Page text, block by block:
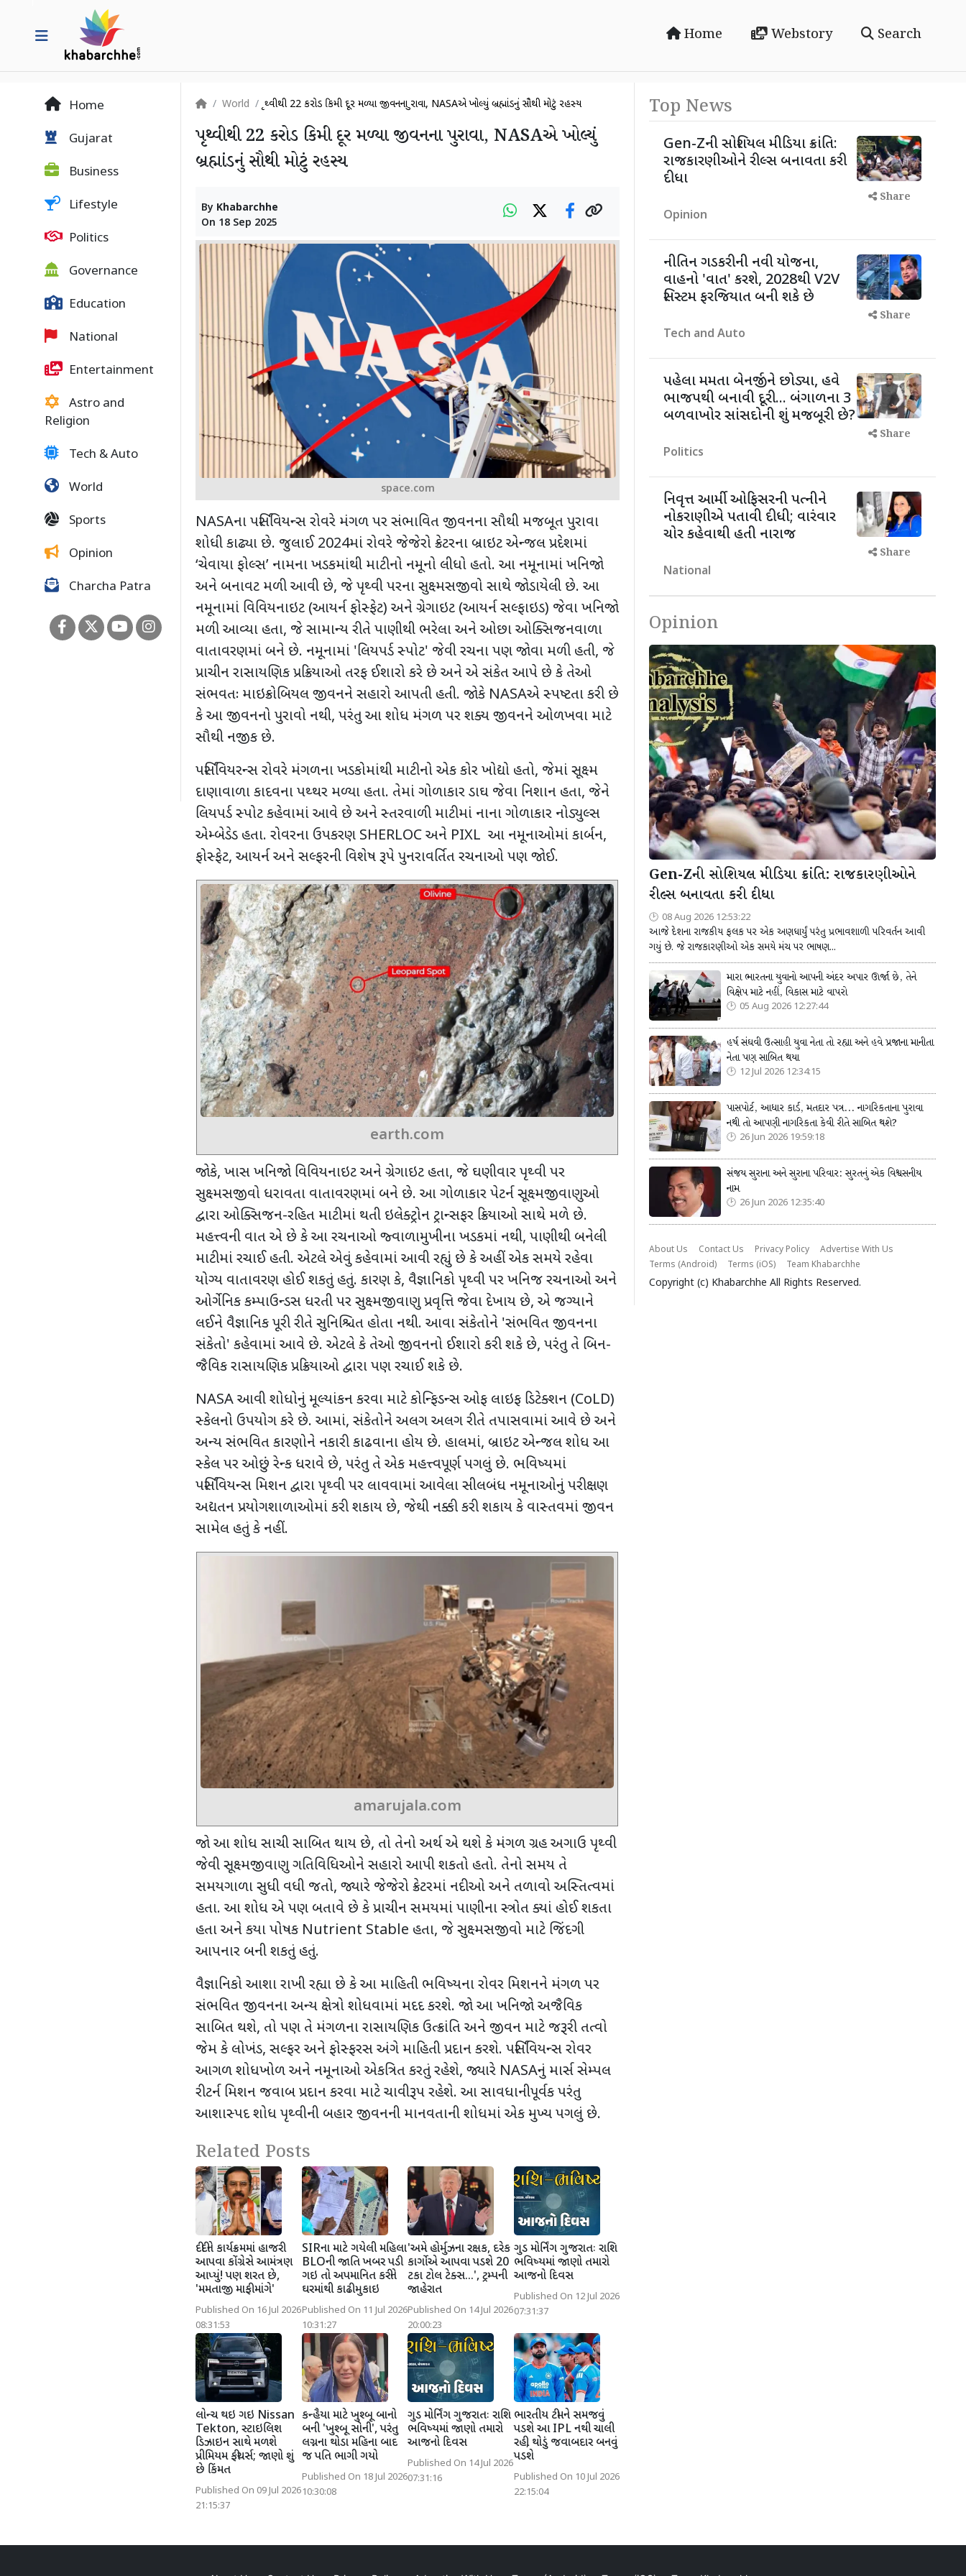
Home Webstory Search
Home
Gujarat
Business
Lifestyle
Politics
Governance
Education
National
Entertainment
Astro and
Religion
Tech & Auto
World
Sports
Opinion
Charcha Patra
World પૃથ્વીથી 22 કરોડ કિમી દૂર મળ્યા જીવનના પુરાવા, NASAએ ખોલ્યું બ્રહ્માંડનું સૌથી મોટું રહસ્ય
પૃથ્વીથી 22 કરોડ કિમી દૂર મળ્યા જીવનના પુરાવા, NASAએ ખોલ્યું
બ્રહ્માંડનું સૌથી મોટું રહસ્ય
By Khabarchhe
On 18 Sep 2025
space.com
NASAના પર્સિવિયન્સ રોવરે મંગળ પર સંભાવિત જીવનના સૌથી મજબૂત પુરાવા
શોધી કાઢ્યા છે. જુલાઈ 2024માંરોવરે જેજેરો ક્રેટરના બ્રાઇટ એન્જલ પ્રદેશમાં
‘ચેવાયા ફોલ્સ’ નામના ખડકમાંથી માટીનો નમૂનો લીધો હતો. આ નમૂનામાં ખનિજો
અને બનાવટ મળી આવી છે, જે પૃથ્વી પરના સુક્ષ્મસજીવો સાથે જોડાયેલી છે. આ
નમૂનામાં વિવિયનાઇટ (આયર્ન ફોસ્ફેટ) અને ગ્રેગાઇટ (આયર્ન સલ્ફાઇડ) જેવા ખનિજો
મળી આવ્યા હતા, જે સામાન્ય રીતે પાણીથી ભરેલા અને ઓછા ઓક્સિજનવાળા
વાતાવરણમાં બને છે. નમૂનામાં 'લિયપર્ડ સ્પોટ' જેવી રચના પણ જોવા મળી હતી, જે
પ્રાચીન રાસાયણિક પ્રક્રિયાઓ તરફ ઈશારો કરે છે અને એ સંકેત આપે છે કે તેઓ
સંભવતઃ માઇક્રોબિયલ જીવનને સહારો આપતી હતી. જોકે NASAએ સ્પષ્ટતા કરી છે
કે આ જીવનનો પુરાવો નથી, પરંતુ આ શોધ મંગળ પર શક્ય જીવનને ઓળખવા માટે
સૌથી નજીક છે.
પર્સિવિયરન્સ રોવરે મંગળના ખડકોમાંથી માટીનો એક કોર ખોદ્યો હતો, જેમાં સૂક્ષ્મ
દાણાવાળા કાદવના પથ્થર મળ્યા હતા. તેમાં ગોળાકાર ડાઘ જેવા નિશાન હતા, જેને
લિયપર્ડ સ્પોટકહેવામાં આવે છે અને સ્તરવાળી માટીમાં નાના ગોળાકાર નોડ્યુલ્સ
એમ્બેડેડ હતા. રોવરના ઉપકરણ SHERLOCઅને PIXL આ નમૂનાઓમાં કાર્બન,
ફોસ્ફેટ, આયર્ન અને સલ્ફરની વિશેષ રૂપે પુનરાવર્તિત રચનાઓ પણ જોઈ.
earth.com
જોકે, ખાસ ખનિજો વિવિયનાઇટ અને ગ્રેગાઇટ હતા, જે ઘણીવાર પૃથ્વી પર
સુક્ષ્મસજીવો ધરાવતા વાતાવરણમાં બને છે. આ ગોળાકાર પેટર્ન સૂક્ષ્મજીવાણુઓ
દ્વારા ઓક્સિજન-રહિત માટીમાં થતી ઇલેક્ટ્રોન ટ્રાન્સફર ક્રિયાઓ સાથે મળે છે.
મહત્ત્વની વાત એ છે કે આ રચનાઓ જ્વાળામુખીના ખડકમાં નથી, પાણીથી બનેલી
માટીમાં રચાઈ હતી. એટલેએવું કહેવામાં આવી રહ્યું છે કે અહીં એક સમયે રહેવા
યોગ્ય વાતાવરણ હોઈ શકતું હતું. કારણ કે, વૈજ્ઞાનિકો પૃથ્વી પર ખનિજ રચનાઓ અને
ઓર્ગેનિક કમ્પાઉન્ડસ ધરતી પર સુક્ષ્મજીવાણુ પ્રવૃત્તિ જેવા દેખાય છે, એ જગ્યાને
લઈને વૈજ્ઞાનિક પૂરી રીતે સુનિશ્ચિત હોતા નથી. આવા સંકેતોને 'સંભવિત જીવનના
સંકેતો' કહેવામાં આવે છે. એટલે કે તેઓ જીવનનો ઈશારો કરી શકે છે, પરંતુ તે બિન-
જૈવિક રાસાયણિક પ્રક્રિયાઓ દ્વારા પણ રચાઈ શકે છે.
NASAઆવી શોધોનું મૂલ્યાંકન કરવા માટે કોન્ફિડન્સ ઓફ લાઇફ ડિટેક્શન (CoLD)
સ્કેલનો ઉપયોગ કરે છે. આમાં, સંકેતોને અલગ અલગ રીતે તપાસવામાં આવે છે અને
અન્ય સંભવિત કારણોને નકારી કાઢવાના હોય છે. હાલમાં, બ્રાઇટ એન્જલ શોધ આ
સ્કેલ પર ઓછું રેન્ક ધરાવે છે, પરંતુ તે એક મહત્ત્વપૂર્ણ પગલું છે. ભવિષ્યમાં
પર્સિવિયન્સ મિશન દ્વારા પૃથ્વી પર લાવવામાં આવેલા સીલબંધ નમૂનાઓનું પરીક્ષણ
અદ્યતન પ્રયોગશાળાઓમાં કરી શકાય છે, જેથી નક્કી કરી શકાય કે વાસ્તવમાં જીવન
સામેલ હતું કે નહીં.
amarujala.com
જો આ શોધ સાચી સાબિત થાય છે, તો તેનો અર્થ એ થશે કે મંગળ ગ્રહ અગાઉ પૃથ્વી
જેવી સૂક્ષ્મજીવાણુ ગતિવિધિઓને સહારો આપી શકતો હતો. તેનો સમય તે
સમયગાળા સુધી વધી જતો, જ્યારે જેજેરો ક્રેટરમાં નદીઓ અને તળાવો અસ્તિત્વમાં
હતા. આ શોધ એ પણ બતાવે છે કે પ્રાચીન સમયમાં પાણીના સ્ત્રોત ક્યાં હોઈ શકતા
હતા અને કયા પોષક Nutrient Stable હતા, જે સુક્ષ્મસજીવો માટે જિંદગી
આપનાર બની શકતું હતું.
વૈજ્ઞાનિકો આશા રાખી રહ્યા છે કે આ માહિતી ભવિષ્યના રોવર મિશનને મંગળ પર
સંભવિત જીવનના અન્ય ક્ષેત્રો શોધવામાં મદદ કરશે. જો આ ખનિજો અજૈવિક
સાબિત થશે, તો પણ તે મંગળના રાસાયણિક ઉત્ક્રાંતિ અને જીવન માટે જરૂરી તત્વો
જેમ કે લોખંડ, સલ્ફર અને ફોસ્ફરસઅંગે માહિતી પ્રદાન કરશે. પર્સિવિયન્સ રોવર
આગળ શોધખોળ અને નમૂનાઓ એકત્રિત કરતું રહેશે, જ્યારે NASAનું માર્સ સેમ્પલ
રીટર્ન મિશન જવાબ પ્રદાન કરવા માટે ચાવીરૂપ રહેશે. આ સાવધાનીપૂર્વક પરંતુ
આશાસ્પદ શોધ પૃથ્વીની બહાર જીવનની માનવતાની શોધમાં એક મુખ્ય પગલું છે.
Related Posts
દીદીને કાર્યક્રમમાં હાજરી
આપવા કોંગ્રેસે આમંત્રણ
આપ્યું! પણ શરત છે,
'મમતાજી માફી માંગે'
Published On 16 Jul 2026
08:31:53
SIRના માટે ગયેલી મહિલા
BLOની જાતિ ખબર પડી
ગઇ તો અપમાનિત કરીને
ઘરમાંથી કાઢી મુકાઇ
Published On 11 Jul 2026
10:31:27
'અમે હોર્મુઝના રક્ષક, દરેક
કાર્ગોએ આપવા પડશે 20
ટકા ટોલ ટેક્સ...', ટ્રમ્પની
જાહેરાત
Published On 14 Jul 2026
20:00:23
ગુડ મોર્નિંગ ગુજરાતઃ રાશિ
ભવિષ્યમાં જાણો તમારો
આજનો દિવસ
Published On 12 Jul 2026
07:31:37
લોન્ચ થઇ ગઇ Nissan
Tekton, સ્ટાઇલિશ
ડિઝાઇન સાથે મળશે
પ્રીમિયમ ફીચર્સ; જાણો શું
છે કિંમત
Published On 09 Jul 2026
21:15:37
કન્હૈયા માટે ખુશ્બૂ બાનો
બની 'ખુશ્બૂ સોની', પરંતુ
લગ્નના થોડા મહિના બાદ
જ પતિ ભાગી ગયો
Published On 18 Jul 2026
10:30:08
ગુડ મોર્નિંગ ગુજરાતઃ રાશિ
ભવિષ્યમાં જાણો તમારો
આજનો દિવસ
Published On 14 Jul 2026
07:31:16
ભારતીય ટીમને સમજવું
પડશે આ IPL નથી ચાલી
રહી, થોડું જવાબદાર બનવું
પડશે
Published On 10 Jul 2026
22:15:04
Top News
Gen-Zની સોશિયલ મીડિયા ક્રાંતિ:
રાજકારણીઓને રીલ્સ બનાવતા કરી
દીધા
Opinion
Share
નીતિન ગડકરીની નવી યોજના,
વાહનો 'વાત' કરશે, 2028થી V2V
સિસ્ટમ ફરજિયાત બની શકે છે
Tech and Auto
Share
પહેલા મમતા બેનર્જીને છોડ્યા, હવે
ભાજપથી બનાવી દૂરી... બંગાળના 3
બળવાખોર સાંસદોની શું મજબૂરી છે?
Politics
Share
નિવૃત્ત આર્મી ઓફિસરની પત્નીને
નોકરાણીએ પતાવી દીધી; વારંવાર
ચોર કહેવાથી હતી નારાજ
National
Share
Opinion
Gen-Zની સોશિયલ મીડિયા ક્રાંતિ: રાજકારણીઓને
રીલ્સ બનાવતા કરી દીધા
08 Aug 2026 12:53:22
આજે દેશના રાજકીય ફલક પર એક અણધાર્યું પરંતુ પ્રભાવશાળી પરિવર્તન આવી
ગયું છે. જે રાજકારણીઓ એક સમયે મંચ પર ભાષણ...
મારા ભારતના યુવાનો આપની અંદર અપાર ઊર્જા છે, તેને
વિક્ષેપ માટે નહીં, વિકાસ માટે વાપરો
05 Aug 2026 12:27:44
હર્ષ સંઘવી ઉત્સાહી યુવા નેતા તો રહ્યા અને હવે પ્રજાના માનીતા
નેતા પણ સાબિત થયા
12 Jul 2026 12:34:15
પાસપોર્ટ, આધાર કાર્ડ, મતદાર પત્ર... નાગરિકતાના પુરાવા
નથી તો આપણી નાગરિકતા કેવી રીતે સાબિત થશે?
26 Jun 2026 19:59:18
સંજય સુરાના અને સુરાના પરિવાર: સુરતનું એક વિશ્વસનીય
નામ
26 Jun 2026 12:35:40
About Us Contact Us Privacy Policy
Advertise With Us
Terms (Android)
Terms (iOS) Team Khabarchhe
Copyright (c) Khabarchhe All Rights Reserved.